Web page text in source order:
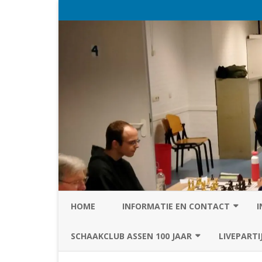
HOME INFORMATIE EN CONTACT
PRIVACY STATEMENT VAN SC
SCHAAKCLUB ASSEN 100 JAAR